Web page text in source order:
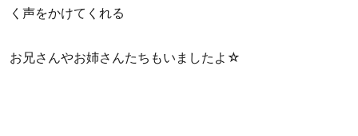
く声をかけてくれる
お兄さんやお姉さんたちもいましたよ☆